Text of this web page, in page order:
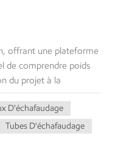
offrant une plateforme
de comprendre poids
du projet à la
tuyaux
une analyse
logistique ou
La sécurité
D'échafaudage
Tubes D'échafaudage